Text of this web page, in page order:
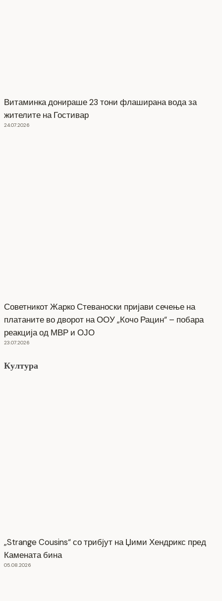
Витаминка донираше 23 тони флаширана вода за
жителите на Гостивар
24.07.2026
Советникот Жарко Стеваноски пријави сечење на
платаните во дворот на ООУ „Кочо Рацин“ – побара
реакција од МВР и ОЈО
23.07.2026
Култура
„Strange Cousins“ со трибјут на Џими Хендрикс пред
Камената бина
05.08.2026